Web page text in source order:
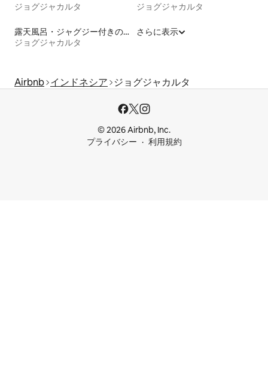
ジョグジャカルタ
ジョグジャカルタ
露天風呂・ジャグジー付きの宿泊施設
ジョグジャカルタ
さらに表示
Airbnb インドネシア ジョグジャカルタ
© 2026 Airbnb, Inc.
プライバシー
利用規約